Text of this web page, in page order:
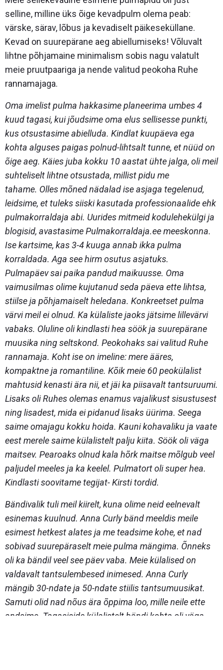
selline, milline üks õige kevadpulm olema peab:
värske, särav, lõbus ja kevadiselt päikeseküllane.
Kevad on suurepärane aeg abiellumiseks! Võluvalt
lihtne põhjamaine minimalism sobis nagu valatult
meie pruutpaariga ja nende valitud peokoha Ruhe
rannamajaga.
Oma imelist pulma hakkasime planeerima umbes 4
kuud tagasi, kui jõudsime oma elus sellisesse punkti,
kus otsustasime abielluda. Kindlat kuupäeva ega
kohta alguses paigas polnud-lihtsalt tunne, et nüüd on
õige aeg. Käies juba kokku 10 aastat ühte jalga, oli meil
suhteliselt lihtne otsustada, millist pidu me
tahame. Olles mõned nädalad ise asjaga tegelenud,
leidsime, et tuleks siiski kasutada professionaalide ehk
pulmakorraldaja abi. Uurides mitmeid kodulehekülgi ja
blogisid, avastasime Pulmakorraldaja.ee meeskonna.
Ise kartsime, kas 3-4 kuuga annab ikka pulma
korraldada. Aga see hirm osutus asjatuks.
Pulmapäev sai paika pandud maikuusse. Oma
vaimusilmas olime kujutanud seda päeva ette lihtsa,
stiilse ja põhjamaiselt heledana. Konkreetset pulma
värvi meil ei olnud. Ka külaliste jaoks jätsime lillevärvi
vabaks. Oluline oli kindlasti hea söök ja suurepärane
muusika ning seltskond. Peokohaks sai valitud Ruhe
rannamaja. Koht ise on imeline: mere ääres,
kompaktne ja romantiline. Kõik meie 60 peokülalist
mahtusid kenasti ära nii, et jäi ka piisavalt tantsuruumi.
Lisaks oli Ruhes olemas enamus vajalikust sisustusest
ning lisadest, mida ei pidanud lisaks üürima. Seega
saime omajagu kokku hoida. Kauni kohavaliku ja vaate
eest merele saime külalistelt palju kiita. Söök oli väga
maitsev. Pearoaks olnud kala hõrk maitse mõlgub veel
paljudel meeles ja ka keelel. Pulmatort oli super hea.
Kindlasti soovitame tegijat- Kirsti tordid.
Bändivalik tuli meil kiirelt, kuna olime neid eelnevalt
esinemas kuulnud. Anna Curly bänd meeldis meile
esimest hetkest alates ja me teadsime kohe, et nad
sobivad suurepäraselt meie pulma mängima. Õnneks
oli ka bändil veel see päev vaba. Meie külalised on
valdavalt tantsulembesed inimesed. Anna Curly
mängib 30-ndate ja 50-ndate stiilis tantsumuusikat.
Samuti olid nad nõus ära õppima loo, mille neile ette
andsime. Tagasiside külalistelt bändi kohta oli väga